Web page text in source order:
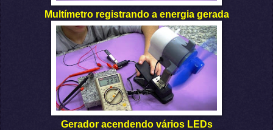
Multímetro registrando a energia gerada
Gerador acendendo vários LEDs